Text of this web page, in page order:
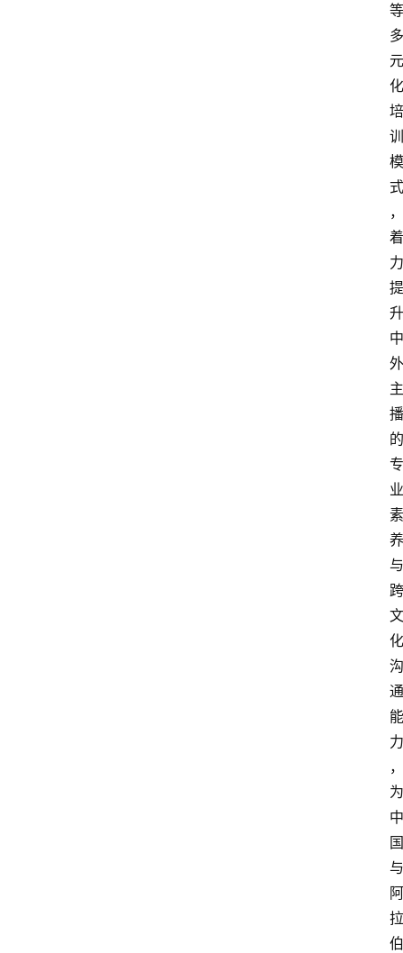
等
多
元
化
培
训
模
式
，
着
力
提
升
中
外
主
播
的
专
业
素
养
与
跨
文
化
沟
通
能
力
，
为
中
国
与
阿
拉
伯